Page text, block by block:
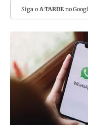
Siga o A TARDEno